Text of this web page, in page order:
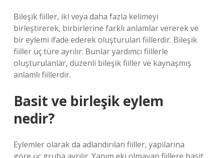
Bileşik fiiller, iki veya daha fazla kelimeyi
birleştirerek, birbirlerine farklı anlamlar vererek ve
bir eylemi ifade ederek oluşturulan fiillerdir. Bileşik
fiiller üç türe ayrılır. Bunlar yardımcı fiillerle
oluşturulanlar, düzenli bileşik fiiller ve kaynaşmış
anlamlı fiillerdir.
Basit ve birleşik eylem
nedir?
Eylemler olarak da adlandırılan fiiller, yapılarına